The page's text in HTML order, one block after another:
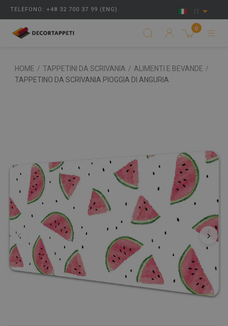
TELEFONO: +48 32 700 37 99 (ENG)
0
HOME / TAPPETINI DA SCRIVANIA / ALIMENTI E BEVANDE /
TAPPETINO DA SCRIVANIA PIOGGIA DI ANGURIA
‹ ›